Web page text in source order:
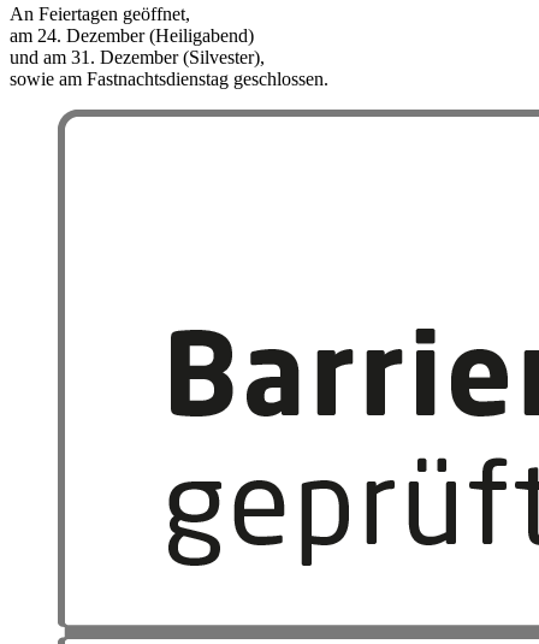
An Feiertagen geöffnet,
am 24. Dezember (Heiligabend)
und am 31. Dezember (Silvester),
sowie am Fastnachtsdienstag geschlossen.